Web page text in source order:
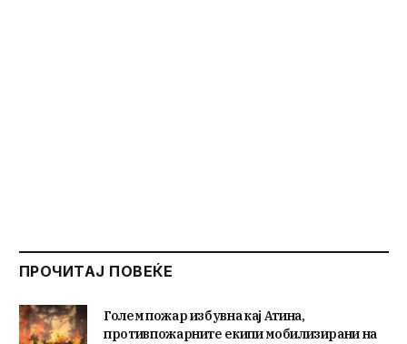
ПРОЧИТАЈ ПОВЕЌЕ
Голем пожар избувна кај Атина,
противпожарните екипи мобилизирани на